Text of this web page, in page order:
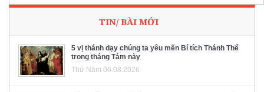
TIN/ BÀI MỚI
5 vị thánh dạy chúng ta yêu mến Bí tích Thánh Thể
trong tháng Tám này
Thứ Năm 06.08.2026